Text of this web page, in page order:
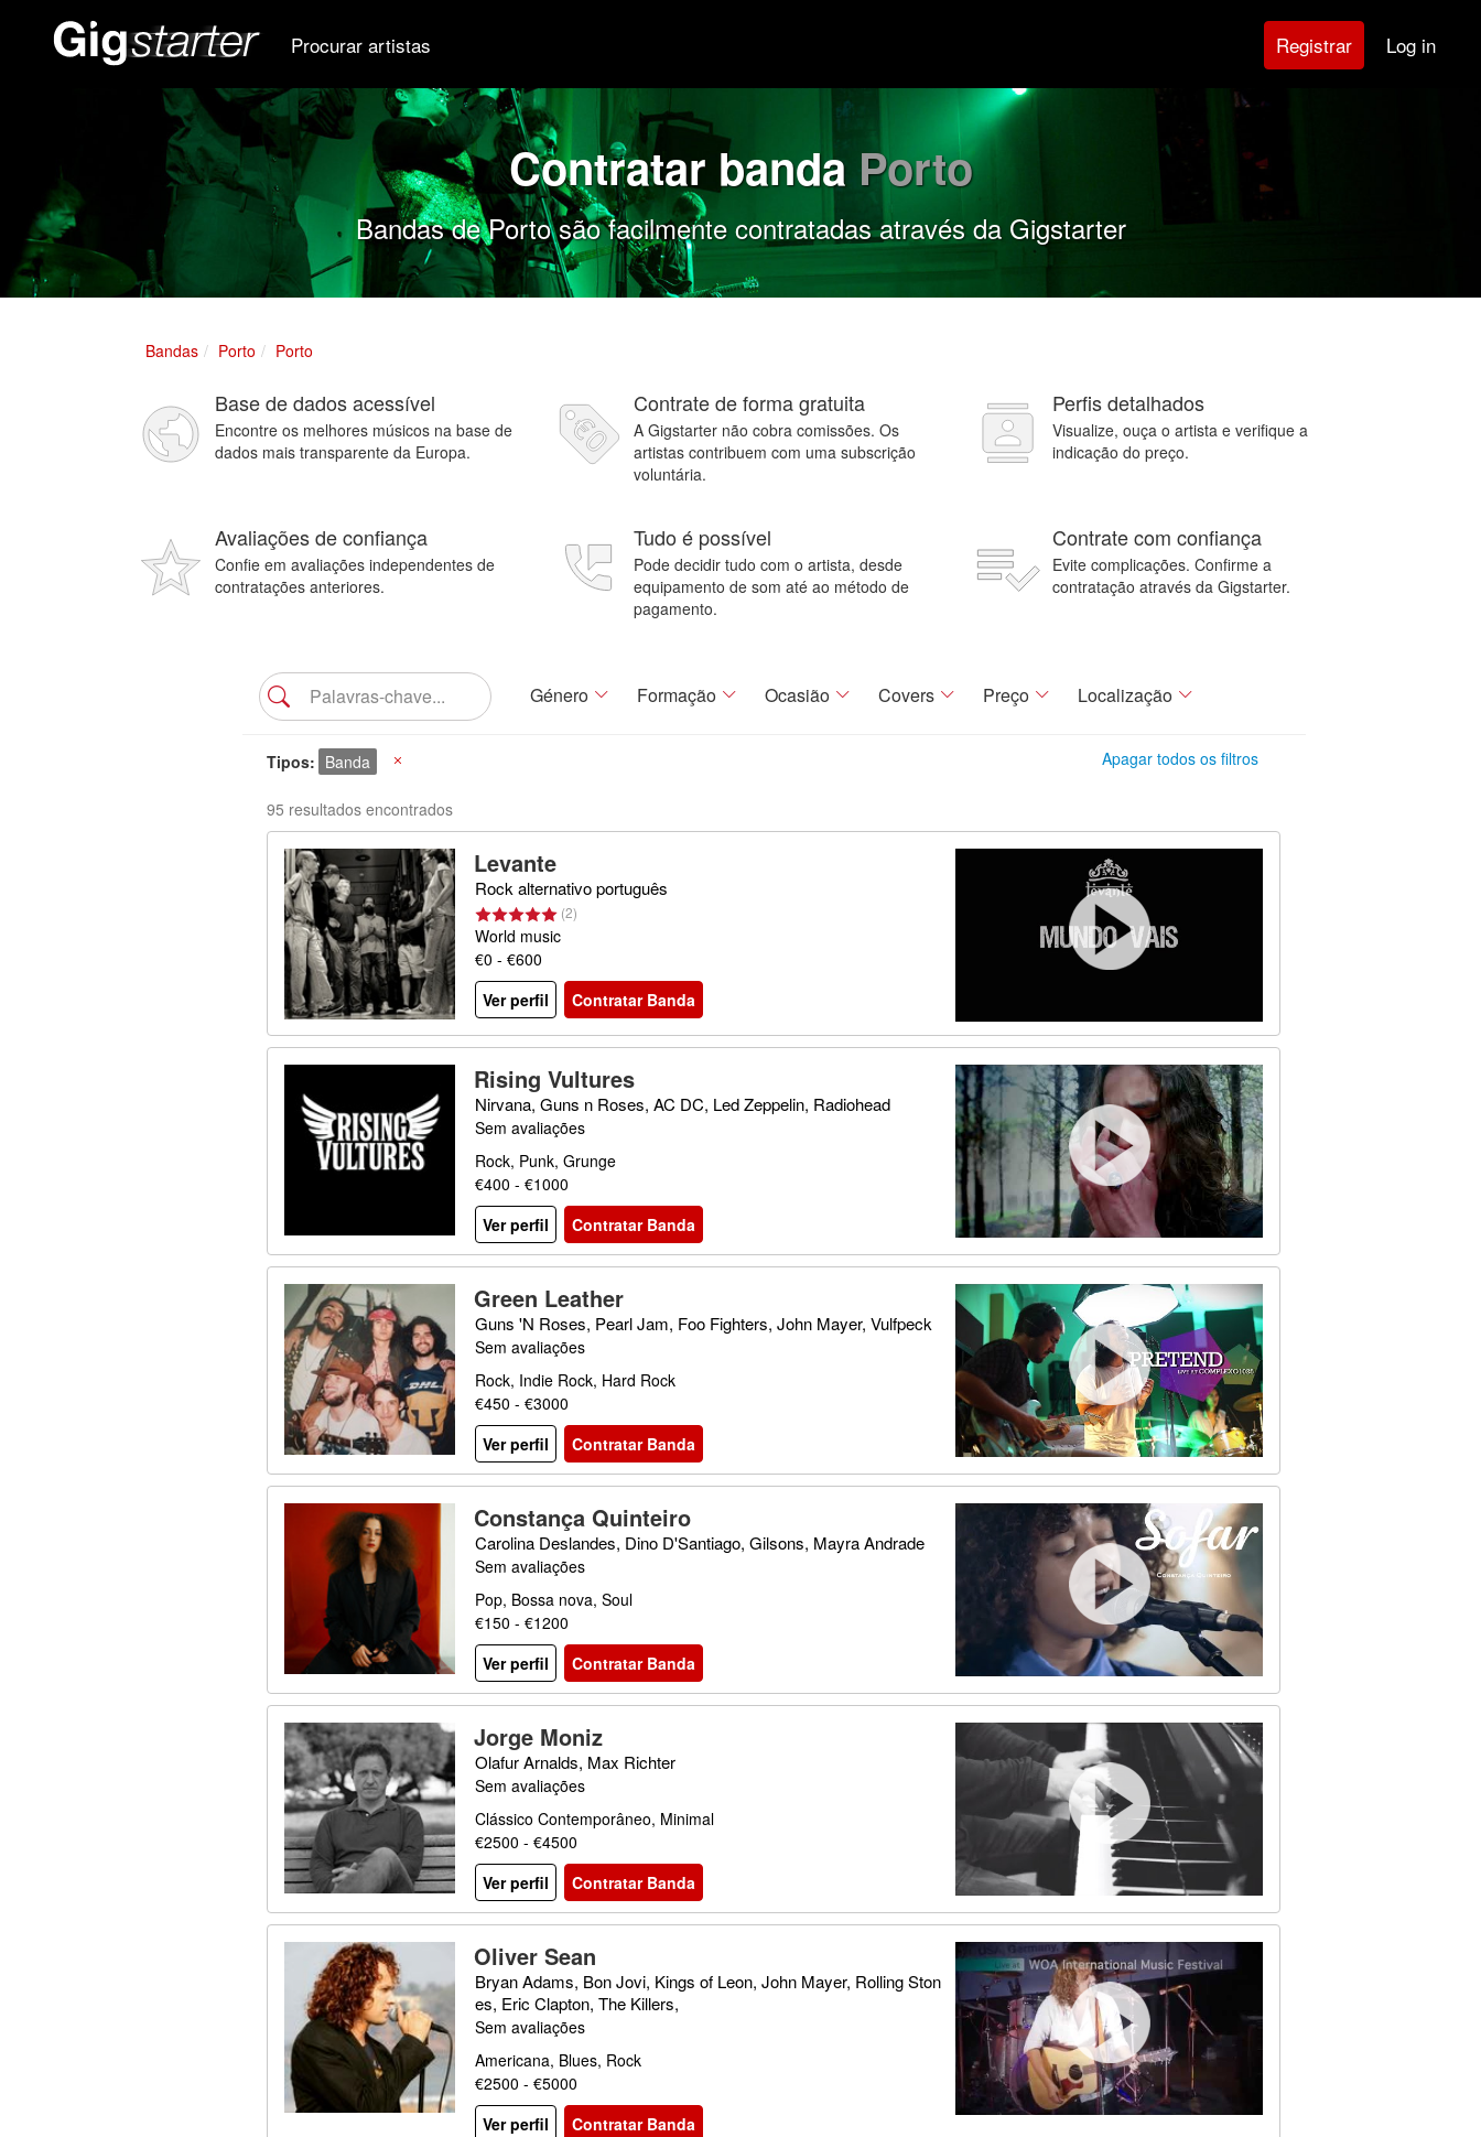
Procurar artistas Registrar Log in
Contratar banda Porto
Bandas de Porto são facilmente contratadas através da Gigstarter
Bandas Porto Porto
Base de dados acessível
Encontre os melhores músicos na base de
dados mais transparente da Europa.
Contrate de forma gratuita
A Gigstarter não cobra comissões. Os
artistas contribuem com uma subscrição
voluntária.
Perfis detalhados
Visualize, ouça o artista e verifique a
indicação do preço.
Avaliações de confiança
Confie em avaliações independentes de
contratações anteriores.
Tudo é possível
Pode decidir tudo com o artista, desde
equipamento de som até ao método de
pagamento.
Contrate com confiança
Evite complicações. Confirme a
contratação através da Gigstarter.
Género Formação Ocasião Covers Preço Localização
Apagar todos os filtros
Tipos Banda
95 resultados encontrados
Levante
Rock alternativo português
(2)
World music
€0 - €600
Ver perfil
Contratar Banda
Rising Vultures
Nirvana, Guns n Roses, AC DC, Led Zeppelin, Radiohead
Sem avaliações
Rock, Punk, Grunge
€400 - €1000
Ver perfil
Contratar Banda
Green Leather
Guns 'N Roses, Pearl Jam, Foo Fighters, John Mayer, Vulfpeck
Sem avaliações
Rock, Indie Rock, Hard Rock
€450 - €3000
Ver perfil
Contratar Banda
Constança Quinteiro
Carolina Deslandes, Dino D'Santiago, Gilsons, Mayra Andrade
Sem avaliações
Pop, Bossa nova, Soul
€150 - €1200
Ver perfil
Contratar Banda
Jorge Moniz
Olafur Arnalds, Max Richter
Sem avaliações
Clássico Contemporâneo, Minimal
€2500 - €4500
Ver perfil
Contratar Banda
Oliver Sean
Bryan Adams, Bon Jovi, Kings of Leon, John Mayer, Rolling Ston
es, Eric Clapton, The Killers,
Sem avaliações
Americana, Blues, Rock
€2500 - €5000
Ver perfil
Contratar Banda